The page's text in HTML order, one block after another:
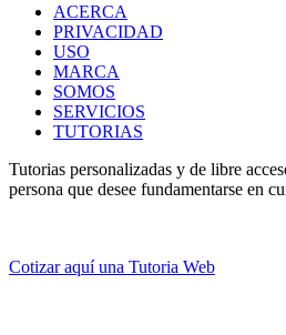
ACERCA
PRIVACIDAD
USO
MARCA
SOMOS
SERVICIOS
TUTORIAS
Tutorias personalizadas y de libre
persona que desee fundamentarse en
Cotizar aquí una Tutoria Web